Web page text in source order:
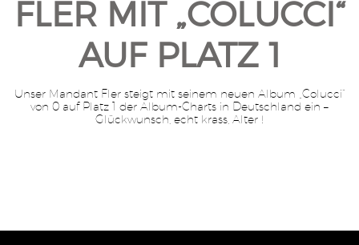
FLER MIT „COLUCCI“
AUF PLATZ 1
Unser Mandant Fler steigt mit seinem neuen Album „Colucci“
von 0 auf Platz 1 der Album-Charts in Deutschland ein –
Glückwunsch, echt krass, Alter !